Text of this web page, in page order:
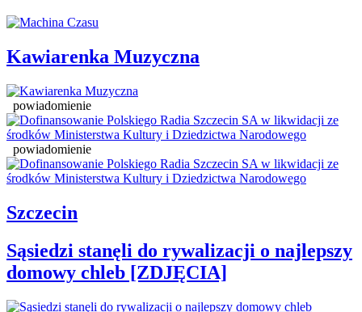
Kawiarenka Muzyczna
powiadomienie
powiadomienie
Szczecin
Sąsiedzi stanęli do rywalizacji o najlepszy
domowy chleb [ZDJĘCIA]